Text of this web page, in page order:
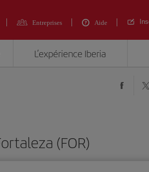
Entreprises Aide
L’expérience Iberia
(FOR)